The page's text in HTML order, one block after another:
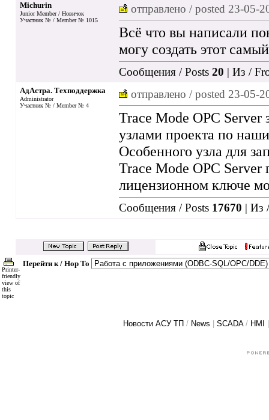
Michurin
Junior Member / Новичок
Участник № / Member № 1015
отправлено / posted 23-05-
Всё что вы написали
могу создать этот
Сообщения / Posts 20 | Из /
АдАстра. Техподдержка
Administrator
Участник № / Member № 4
отправлено / posted 23-05-
Trace Mode OPC Server
узлами проекта по
Особенного узла для
Trace Mode OPC Server
лицензионном ключе
Сообщения / Posts 17670 | Из
Printer-
friendly
view of
this
topic
Перейти к / Hop To
Новости АСУ ТП / News SCADA/ HMI